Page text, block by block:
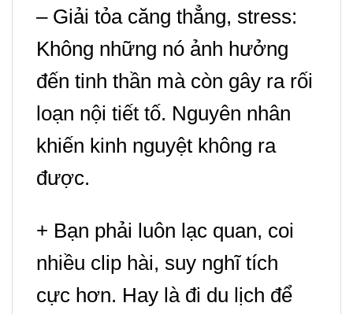
– Giải tỏa căng thẳng, stress:
Không những nó ảnh hưởng
đến tinh thần mà còn gây ra rối
loạn nội tiết tố. Nguyên nhân
khiến kinh nguyệt không ra
được.
+ Bạn phải luôn lạc quan, coi
nhiều clip hài, suy nghĩ tích
cực hơn. Hay là đi du lịch để